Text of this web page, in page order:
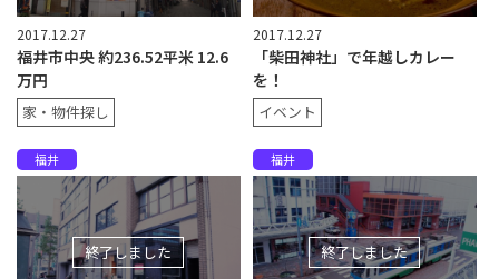
2017.12.27
福井市中央 約236.52平米 12.6
万円
家・物件探し
2017.12.27
「柴田神社」で年越しカレー
を！
イベント
福井
終了しました
福井
終了しました